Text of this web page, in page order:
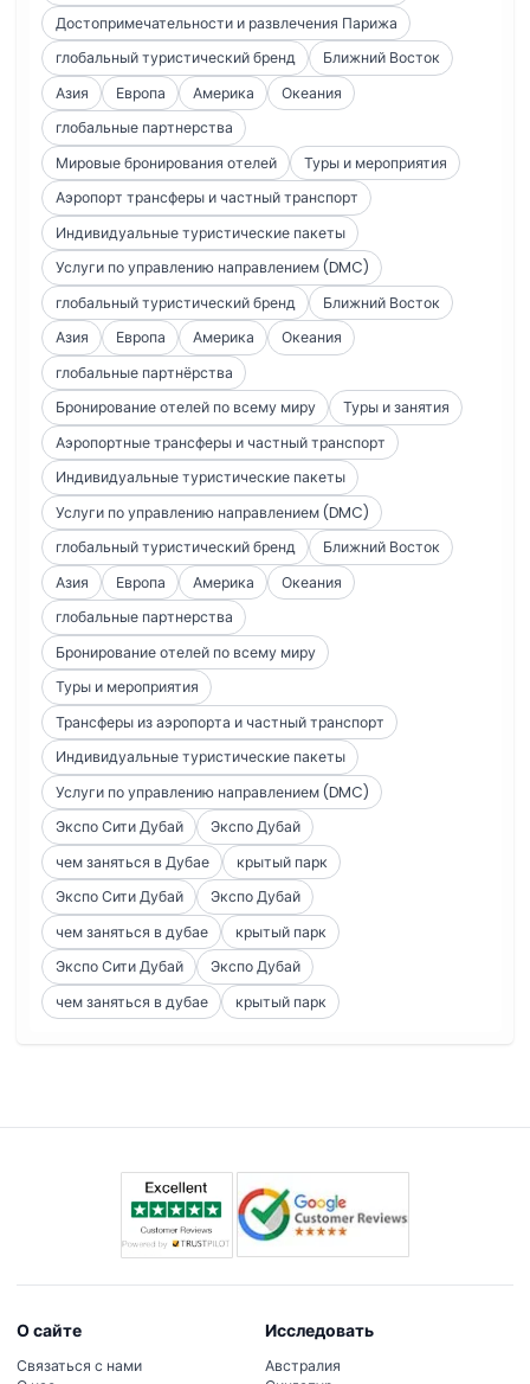
Достопримечательности и развлечения Парижа
глобальный туристический бренд
Ближний Восток
Азия
Европа Америка
Океания
глобальные партнерства
Мировые бронирования отелей
Туры и мероприятия
Аэропорт трансферы и частный транспорт
Индивидуальные туристические пакеты
Услуги по управлению направлением (DMC)
глобальный туристический бренд
Ближний Восток
Азия
Европа Америка
Океания
глобальные партнёрства
Бронирование отелей по всему миру
Туры и занятия
Аэропортные трансферы и частный транспорт
Индивидуальные туристические пакеты
Услуги по управлению направлением (DMC)
глобальный туристический бренд
Ближний Восток
Азия
Европа Америка
Океания
глобальные партнерства
Бронирование отелей по всему миру
Туры и мероприятия
Трансферы из аэропорта и частный транспорт
Индивидуальные туристические пакеты
Услуги по управлению направлением (DMC)
Экспо Сити Дубай
Экспо Дубай
чем заняться в Дубае
крытый парк
Экспо Сити Дубай
Экспо Дубай
чем заняться в дубае
крытый парк
Экспо Сити Дубай
Экспо Дубай
чем заняться в дубае
крытый парк
О сайте
Связаться с нами
Исследовать
Австралия